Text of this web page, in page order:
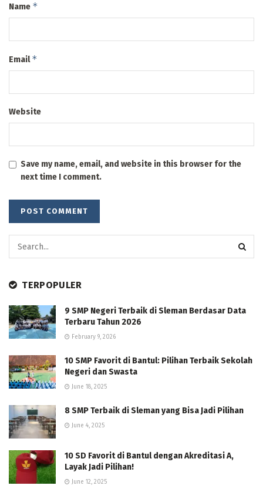
Name *
Email*
Website
Save my name, email, and website in this browser for the
next time I comment.
TERPOPULER
9 SMP Negeri Terbaik di Sleman Berdasar Data
Terbaru Tahun 2026
February 9, 2026
10 SMP Favorit di Bantul: Pilihan Terbaik Sekolah
Negeri dan Swasta
June 18, 2025
8 SMP Terbaik di Sleman yang Bisa Jadi Pilihan
June 4, 2025
10 SD Favorit di Bantul dengan Akreditasi A,
Layak Jadi Pilihan!
June 12, 2025